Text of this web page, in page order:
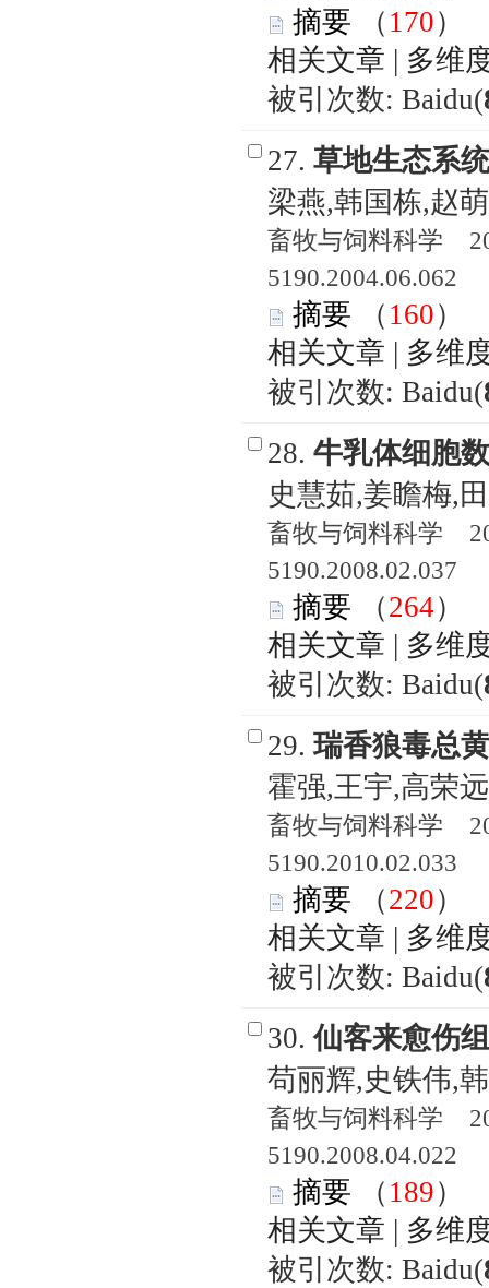
摘要 （ 170
相关文章 | 多维
被引次数: Baidu(
27. 草地生态系
梁燕,韩国栋,赵
畜牧与饲料科学
5190.2004.06.062
摘要 （ 160
相关文章 | 多维
被引次数: Baidu(
28. 牛乳体细胞
史慧茹,姜瞻梅,
畜牧与饲料科学
5190.2008.02.037
摘要 （264
相关文章 | 多维
被引次数: Baidu(
29.瑞香狼毒总
霍强,王宇,高荣
畜牧与饲料科学
5190.2010.02.033
摘要 （220
相关文章 | 多维
被引次数: Baidu(
30.仙客来愈伤
苟丽辉,史铁伟,
畜牧与饲料科学
5190.2008.04.022
摘要 （ 189
相关文章 | 多维
被引次数: Baidu(